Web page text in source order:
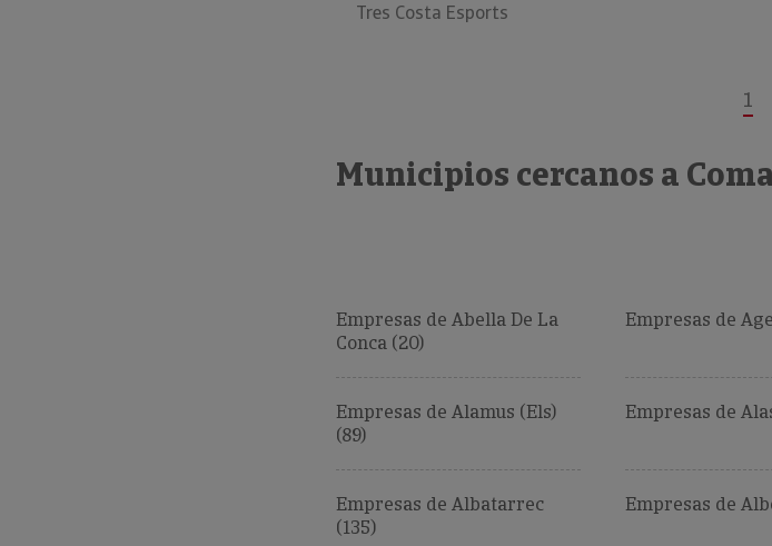
Tres Costa Esports
1
Municipios cercanos a
Empresas de Abella De La
Conca (20)
Empresas de
Empresas de Alamus (Els)
(89)
Empresas de
Empresas de Albatarrec
(135)
Empresas de